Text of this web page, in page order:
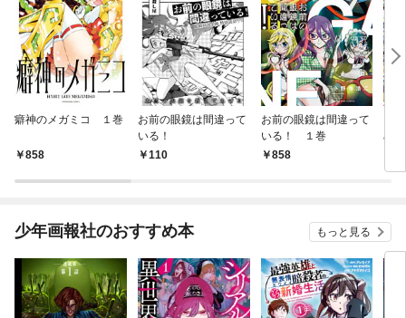
癖神のメガミコ １巻
858
お前の眼鏡は間違って
いる！
110
お前の眼鏡は間違って
いる！ １巻
858
め
少年画報社のおすすめ本 もっと見る